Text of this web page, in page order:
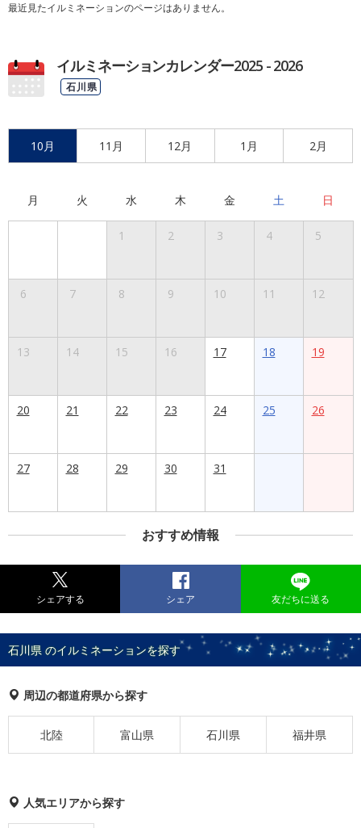
最近見たイルミネーションのページはありません。
イルミネーションカレンダー2025 - 2026
石川県
10月 11月 12月 1月 2月
月 火 水 木 金 土 日
1 2 3 4 5
6 7 8 9 10 11 12
13 14 15 16 17 18 19
20 21 22 23 24 25 26
27 28 29 30 31
おすすめ情報
シェアする シェア 友だちに送る
石川県 のイルミネーションを探す
周辺の都道府県から探す
北陸 富山県 石川県 福井県
人気エリアから探す